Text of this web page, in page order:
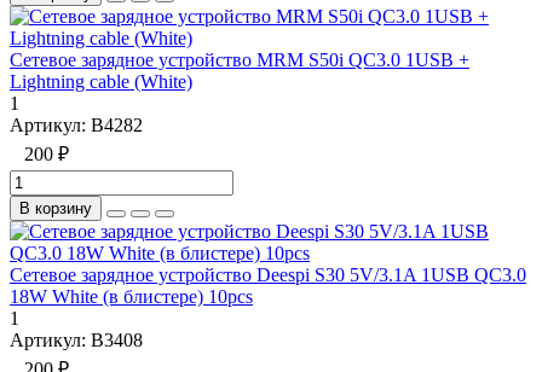
Сетевое зарядное устройство MRM S50i QC3.0 1USB +
Lightning cable (White)
1
Артикул: B4282
200 ₽
В корзину
Сетевое зарядное устройство Deespi S30 5V/3.1A 1USB QC3.0
18W White (в блистере) 10pcs
1
Артикул: B3408